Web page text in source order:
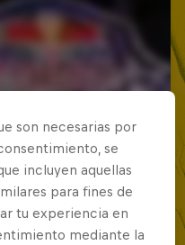
son necesarias por
se
incluyen aquellas
para fines de
tu experiencia en
mediante la